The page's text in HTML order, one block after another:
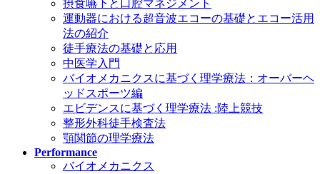
摂食嚥下と口腔マネジメント
運動器における超音波エコーの基礎とエコー活用
法の紹介
徒手療法の基礎と応用
中医学入門
バイオメカニクスに基づく理学療法：オーバーヘ
ッドスポーツ編
エビデンスに基づく理学療法 :陸上競技
整形外科徒手検査法
顎関節の理学療法
Performance
バイオメカニクス